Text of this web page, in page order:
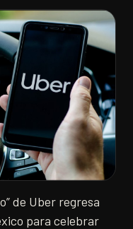
de Uber regresa
para celebrar